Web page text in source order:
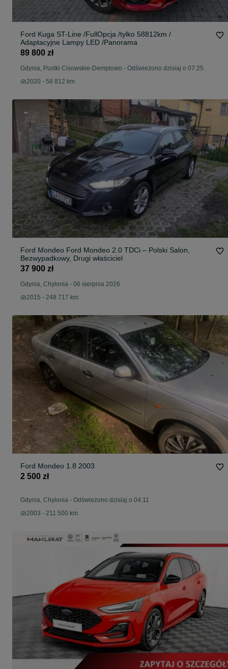
Ford Kuga ST-Line /FullOpcja /tylko 58812km /
Adaptacyjne Lampy LED /Panorama
89 800 zł
Gdynia, Pustki Cisowskie-Demptowo - Odświeżono dzisiaj o 07:25
2020 - 58 812 km
Ford Mondeo Ford Mondeo 2.0 TDCi – Polski Salon,
Bezwypadkowy, Drugi właściciel
37 900 zł
Gdynia, Chylonia - 06 sierpnia 2026
2015 - 248 717 km
Ford Mondeo 1.8 2003
2 500 zł
Gdynia, Chylonia - Odświeżono dzisiaj o 04:11
2003 - 211 500 km